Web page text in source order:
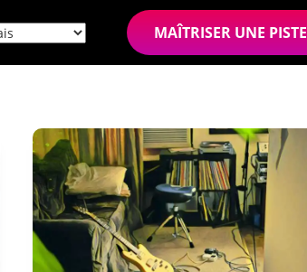
MAÎTRISER UNE PISTE